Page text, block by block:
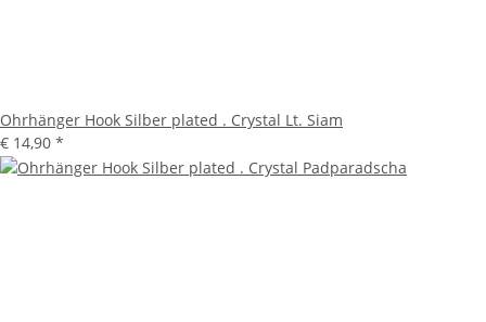
Ohrhänger Hook Silber plated . Crystal Lt. Siam
€ 14,90 *